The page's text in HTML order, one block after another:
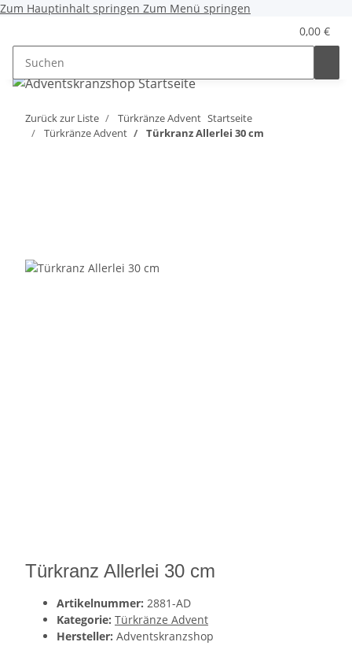
Zum Hauptinhalt springen Zum Menü springen
0,00 €
Zurück zur Liste Türkränze Advent Startseite
Türkränze Advent
Türkranz Allerlei 30 cm
Türkranz Allerlei 30 cm
Artikelnummer: 2881-AD
Kategorie: Türkränze Advent
Hersteller: Adventskranzshop